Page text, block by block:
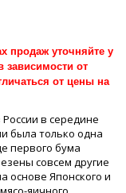
продаж уточняйте у
зависимости от
от цены на
в середине
была только одна
первого бума
совсем другие
основе Японского и